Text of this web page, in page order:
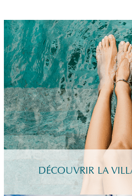
DÉCOUVRIR LA